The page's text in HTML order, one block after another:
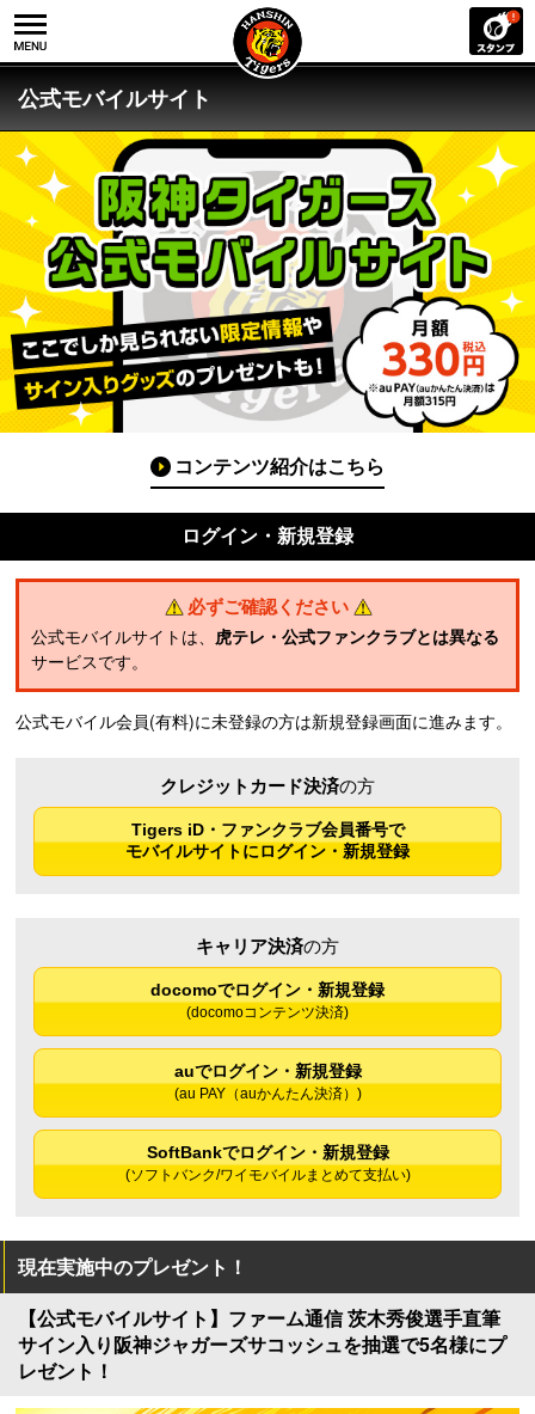
公式モバイルサイト
コンテンツ紹介はこちら
ログイン・新規登録
必ずご確認ください
公式モバイルサイトは、 虎テレ・公式ファンクラブとは異なる
サービスです。
公式モバイル会員(有料)に未登録の方は新規登録画面に進みます。
クレジットカード決済の方
Tigers iD・ファンクラブ会員番号で
モバイルサイトにログイン・新規登録
キャリア決済の方
docomoでログイン・新規登録
(docomoコンテンツ決済)
auでログイン・新規登録
(au PAY（auかんたん決済）)
SoftBankでログイン・新規登録
(ソフトバンク/ワイモバイルまとめて支払い)
現在実施中のプレゼント！
【公式モバイルサイト】ファーム通信 茨木秀俊選手直筆
サイン入り阪神ジャガーズサコッシュを抽選で5名様にプ
レゼント！